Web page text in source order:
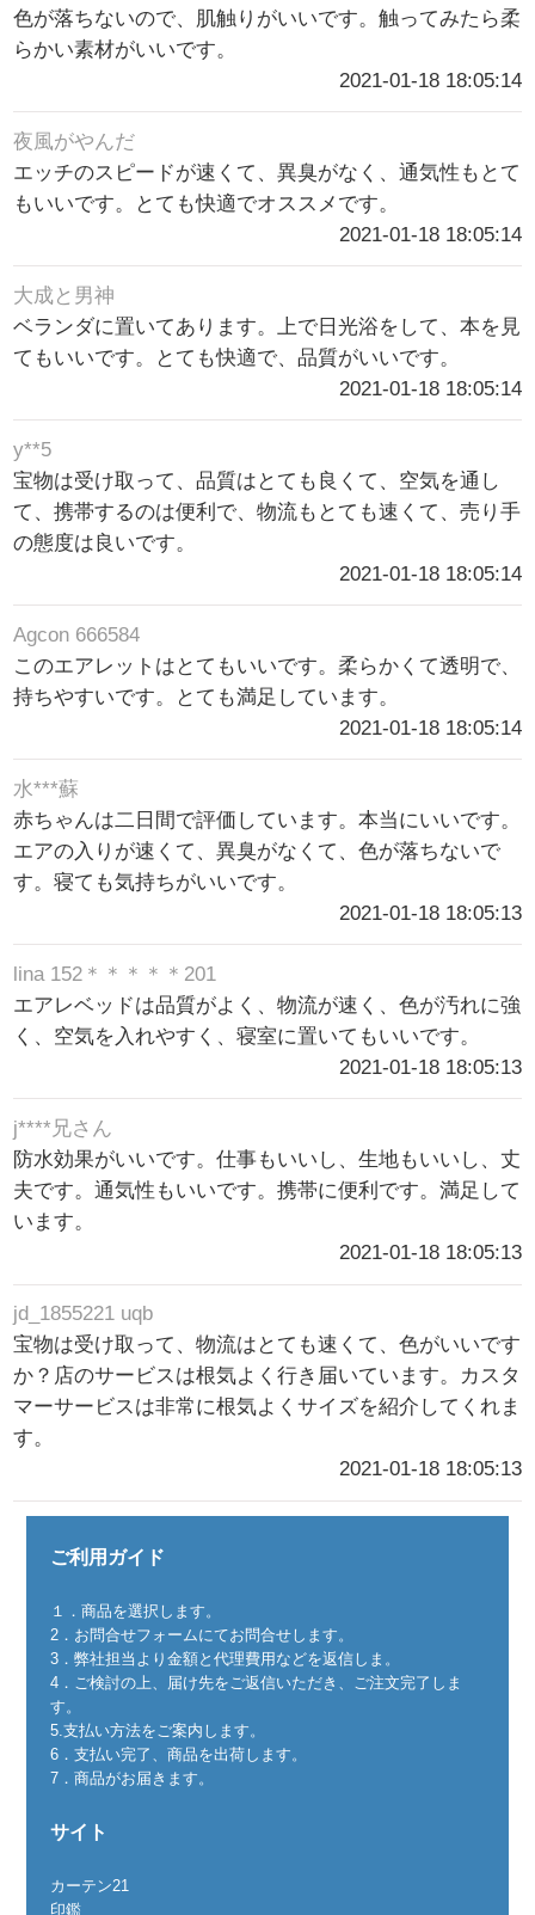
色が落ちないので、肌触りがいいです。触ってみたら柔
らかい素材がいいです。
2021-01-18 18:05:14
夜風がやんだ
エッチのスピードが速くて、異臭がなく、通気性もとて
もいいです。とても快適でオススメです。
2021-01-18 18:05:14
大成と男神
ベランダに置いてあります。上で日光浴をして、本を見
てもいいです。とても快適で、品質がいいです。
2021-01-18 18:05:14
y**5
宝物は受け取って、品質はとても良くて、空気を通し
て、携帯するのは便利で、物流もとても速くて、売り手
の態度は良いです。
2021-01-18 18:05:14
Agcon 666584
このエアレットはとてもいいです。柔らかくて透明で、
持ちやすいです。とても満足しています。
2021-01-18 18:05:14
水***蘇
赤ちゃんは二日間で評価しています。本当にいいです。
エアの入りが速くて、異臭がなくて、色が落ちないで
す。寝ても気持ちがいいです。
2021-01-18 18:05:13
lina 152＊＊＊＊＊201
エアレベッドは品質がよく、物流が速く、色が汚れに強
く、空気を入れやすく、寝室に置いてもいいです。
2021-01-18 18:05:13
j****兄さん
防水効果がいいです。仕事もいいし、生地もいいし、丈
夫です。通気性もいいです。携帯に便利です。満足して
います。
2021-01-18 18:05:13
jd_1855221 uqb
宝物は受け取って、物流はとても速くて、色がいいです
か？店のサービスは根気よく行き届いています。カスタ
マーサービスは非常に根気よくサイズを紹介してくれま
す。
2021-01-18 18:05:13
ご利用ガイド
１．商品を選択します。
2．お問合せフォームにてお問合せします。
3．弊社担当より金額と代理費用などを返信しま。
4．ご検討の上、届け先をご返信いただき、ご注文完了しま
す。
5.支払い方法をご案内します。
6．支払い完了、商品を出荷します。
7．商品がお届きます。
サイト
カーテン21
印鑑